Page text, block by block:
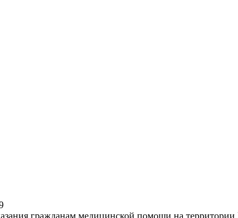
гражданам медицинской помощи на